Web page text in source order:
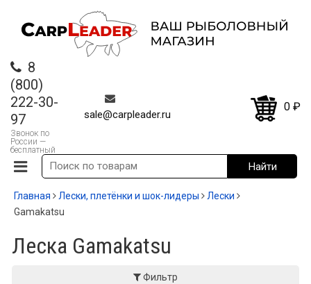
8
(800)
222-30-
97
Звонок по
России —
бесплатный
sale@carpleader.ru
0 ₽
Главная Лески, плетёнки и шок-лидеры
Лески
Gamakatsu
Леска Gamakatsu
Фильтр